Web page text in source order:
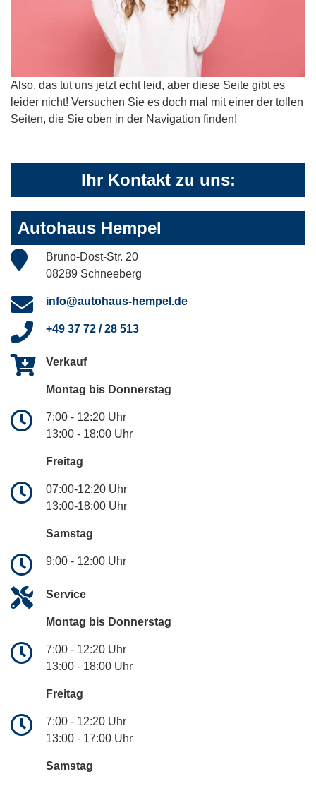
Also, das tut uns jetzt echt leid, aber diese Seite gibt es
leider nicht! Versuchen Sie es doch mal mit einer der tollen
Seiten, die Sie oben in der Navigation finden!
Ihr Kontakt zu uns:
Autohaus Hempel
Bruno-Dost-Str. 20
08289 Schneeberg
info@autohaus-hempel.de
+49 37 72 / 28 513
Verkauf
Montag bis Donnerstag
7:00 - 12:20 Uhr
13:00 - 18:00 Uhr
Freitag
07:00-12:20 Uhr
13:00-18:00 Uhr
Samstag
9:00 - 12:00 Uhr
Service
Montag bis Donnerstag
7:00 - 12:20 Uhr
13:00 - 18:00 Uhr
Freitag
7:00 - 12:20 Uhr
13:00 - 17:00 Uhr
Samstag